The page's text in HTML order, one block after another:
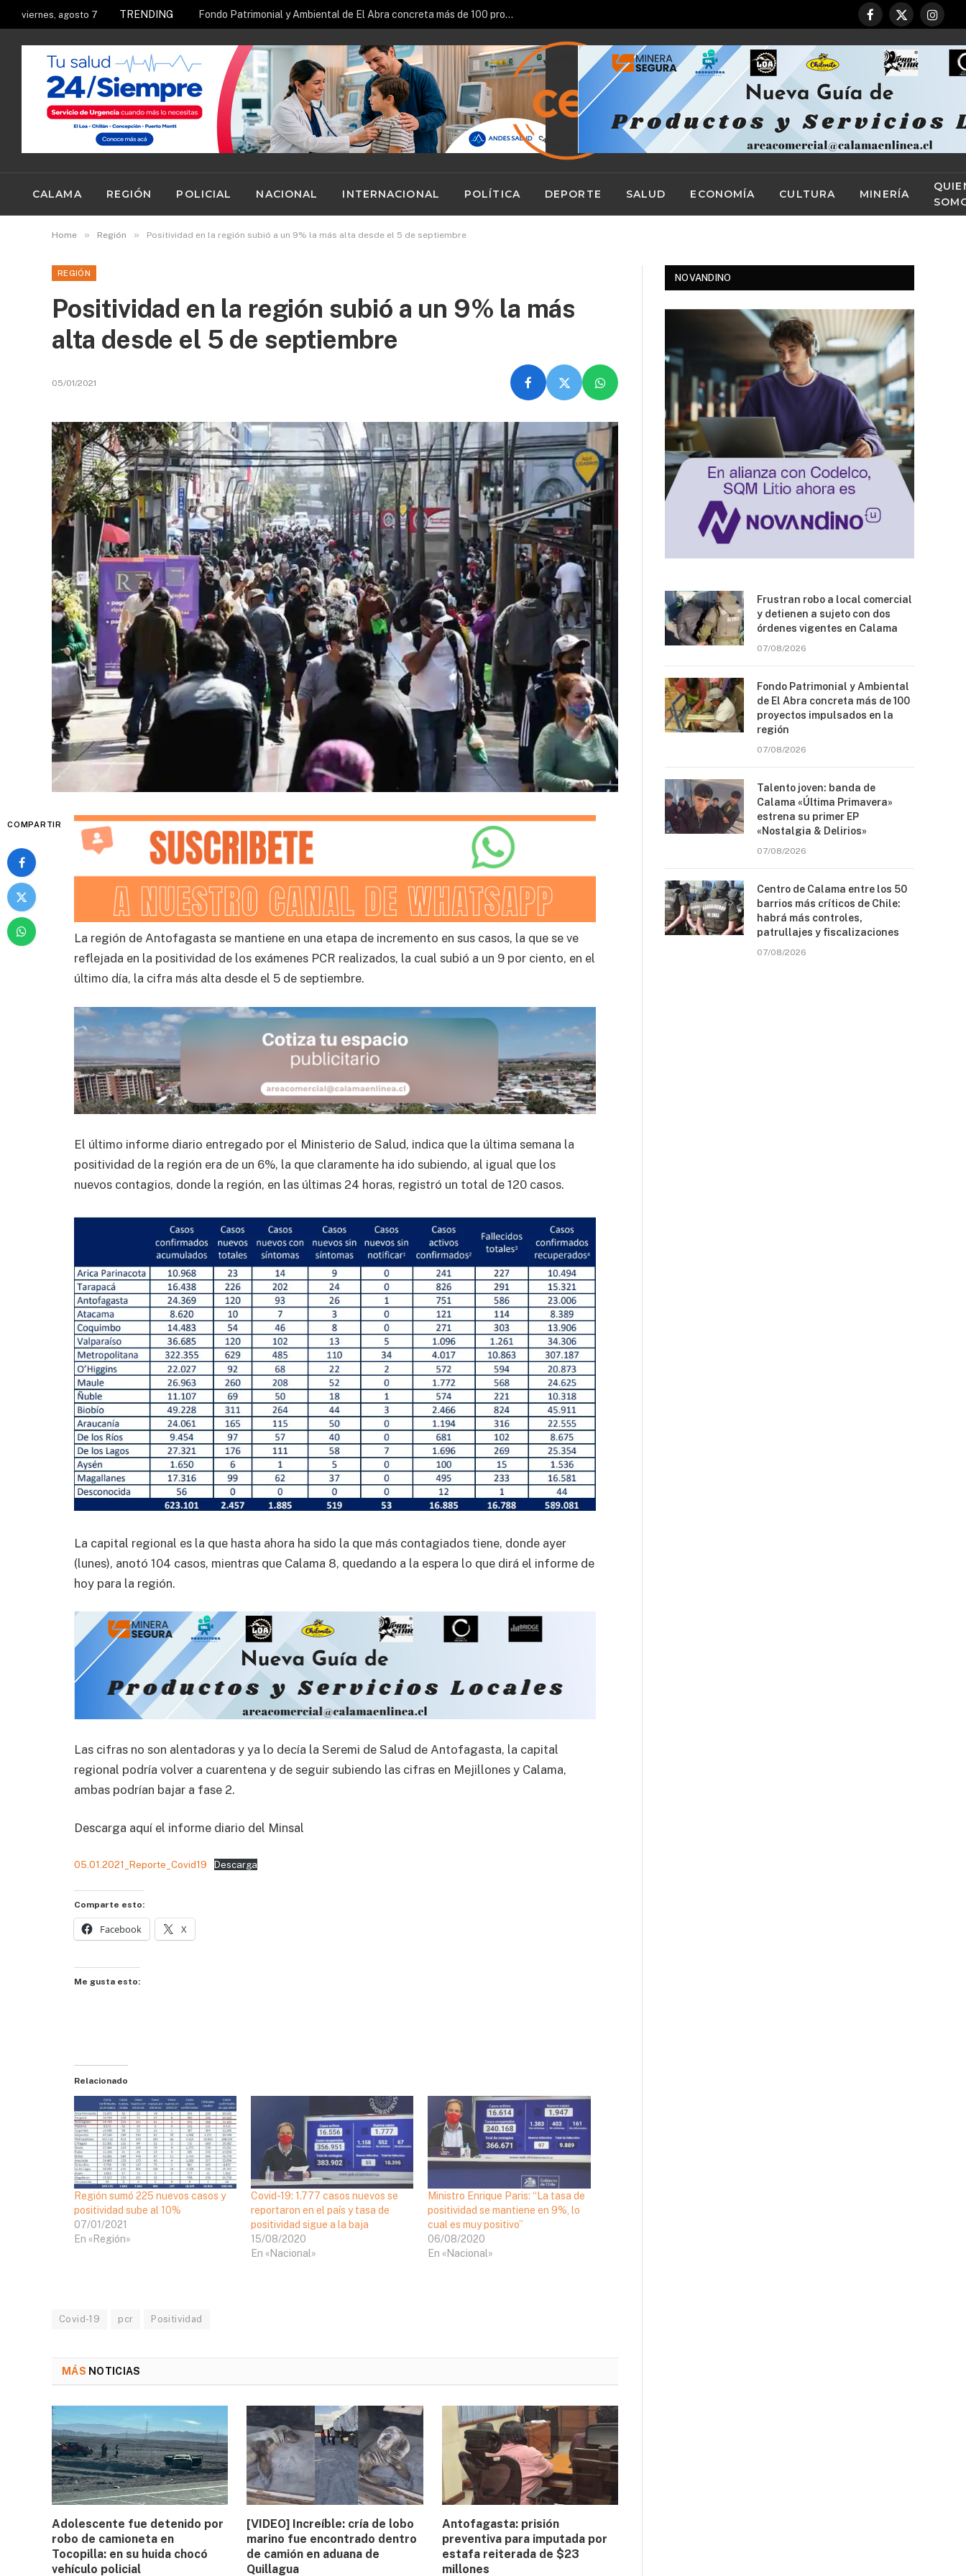
viernes, agosto 7 TRENDING Fondo Patrimonial y Ambiental de El Abra concreta más de 100 proyectos impulsados en la región
Facebook
X
CALAMA REGIÓN POLICIAL NACIONAL INTERNACIONAL POLÍTICA DEPORTE SALUD ECONOMÍA CULTURA MINERÍA
Home » Región » Positividad en la región subió a un 9% la más alta desde el 5 de septiembre
REGIÓN
Positividad en la región subió a un 9% la más
alta desde el 5 de septiembre
05/01/2021
COMPARTIR
La región de Antofagasta se mantiene en una etapa de incremento en sus casos, la que se ve
reflejada en la positividad de los exámenes PCR realizados, la cual subió a un 9 por ciento, en el
último día, la cifra más alta desde el 5 de septiembre.
El último informe diario entregado por el Ministerio de Salud, indica que la última semana la
positividad de la región era de un 6%, la que claramente ha ido subiendo, al igual que los
nuevos contagios, donde la región, en las últimas 24 horas, registró un total de 120 casos.
La capital regional es la que hasta ahora ha sido la que más contagiados tiene, donde ayer
(lunes), anotó 104 casos, mientras que Calama 8, quedando a la espera lo que dirá el informe de
hoy para la región.
Las cifras no son alentadoras y ya lo decía la Seremi de Salud de Antofagasta, la capital
regional podría volver a cuarentena y de seguir subiendo las cifras en Mejillones y Calama,
ambas podrían bajar a fase 2.
Descarga aquí el informe diario del Minsal
05.01.2021_Reporte_Covid19 Descarga
Comparte esto:
Facebook X
Me gusta esto:
Relacionado
Región sumó 225 nuevos casos y
positividad sube al 10%
07/01/2021
En «Región»
Covid-19: 1.777 casos nuevos se
reportaron en el país y tasa de
positividad sigue a la baja
15/08/2020
En «Nacional»
Ministro Enrique Paris: “La tasa de
positividad se mantiene en 9%, lo
cual es muy positivo”
06/08/2020
En «Nacional»
Covid-19 pcr Positividad
MÁS NOTICIAS
Adolescente fue detenido por
robo de camioneta en
Tocopilla: en su huida chocó
vehículo policial
[VIDEO] Increíble: cría de lobo
marino fue encontrado dentro
de camión en aduana de
Quillagua
Antofagasta: prisión
preventiva para imputada por
estafa reiterada de $23
millones
NOVANDINO
Frustran robo a local comercial
y detienen a sujeto con dos
órdenes vigentes en Calama
07/08/2026
Fondo Patrimonial y Ambiental
de El Abra concreta más de 100
proyectos impulsados en la
región
07/08/2026
Talento joven: banda de
Calama «Última Primavera»
estrena su primer EP
«Nostalgia & Delirios»
07/08/2026
Centro de Calama entre los 50
barrios más críticos de Chile:
habrá más controles,
patrullajes y fiscalizaciones
07/08/2026